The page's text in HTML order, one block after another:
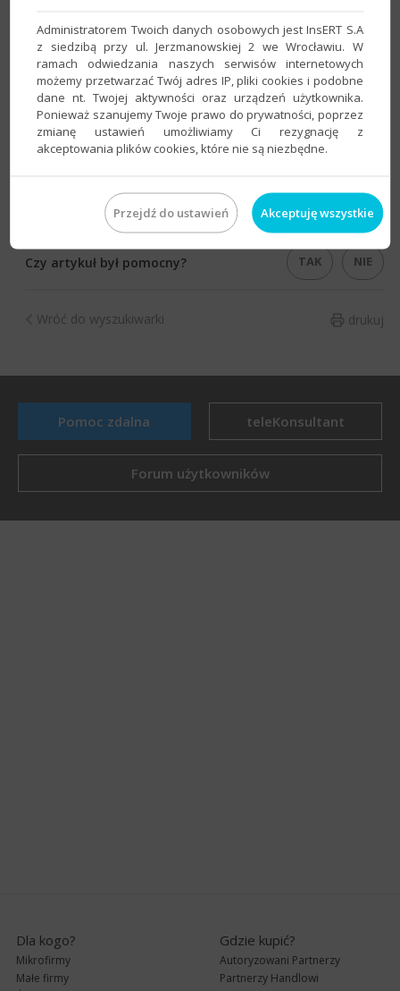
Czy artykuł był pomocny? TAK NIE
drukuj
Wróć do wyszukiwarki
Pomoc zdalna teleKonsultant
Forum użytkowników
Dla kogo?
Mikrofirmy
Małe firmy
Gdzie kupić?
Autoryzowani Partnerzy
Partnerzy Handlowi
Administratorem Twoich danych osobowych jest InsERT S.A
z siedzibą przy ul. Jerzmanowskiej 2 we Wrocławiu. W
ramach odwiedzania naszych serwisów internetowych
możemy przetwarzać Twój adres IP, pliki cookies i podobne
dane nt. Twojej aktywności oraz urządzeń użytkownika.
Ponieważ szanujemy Twoje prawo do prywatności, poprzez
zmianę ustawień umożliwiamy Ci rezygnację z
akceptowania plików cookies, które nie są niezbędne.
Przejdź do ustawień Akceptuję wszystkie